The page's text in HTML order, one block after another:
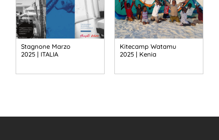
Stagnone Marzo
2025 | ITALIA
Kitecamp Watamu
2025 | Kenia